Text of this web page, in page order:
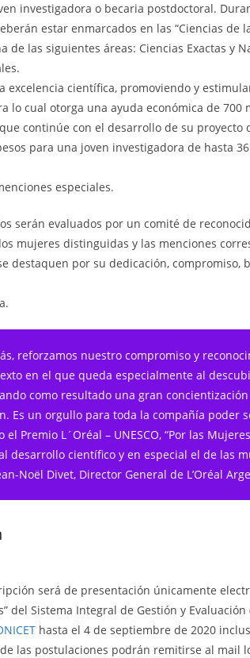
investigadora o becaria postdoctoral.
estar enmarcados en las “Ciencias de
de las siguientes áreas: Ciencias Exactas y
excelencia científica, promoviendo y
lo cual otorga una ayuda económica de
continúe con el desarrollo de su proyecto
para una joven investigadora de hasta
especiales.
serán evaluados por un comité de
mujeres distinguidas y las menciones
destaquen por su dedicación, compromiso,
reforzamos nuestro compromiso y
en el que queda especialmente al
como resultado una gran
Es un orgullo para toda la compañía poder
el Premio L´Oréal – UNESCO, “Por las
desarrollo científico y en especial el de las
Noël Divet, Director General de L’Oréal
será de presentación únicamente
del Sistema Integral de Gestión y Evaluación
hasta el 4 de septiembre de 2020
las postulaciones podrán remitirse al mail